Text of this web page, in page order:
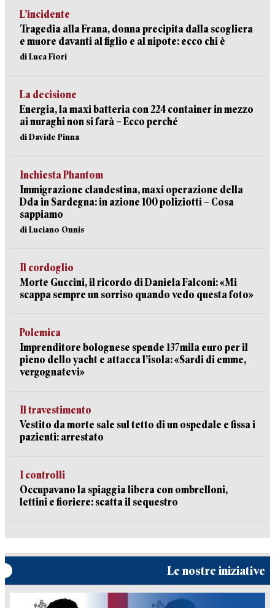
L’incidente
Tragedia alla Frana, donna precipita dalla scogliera
e muore davanti al figlio e al nipote: ecco chi è
di Luca Fiori
La decisione
Energia, la maxi batteria con 224 container in mezzo
ai nuraghi non si farà – Ecco perché
di Davide Pinna
Inchiesta Phantom
Immigrazione clandestina, maxi operazione della
Dda in Sardegna: in azione 100 poliziotti – Cosa
sappiamo
di Luciano Onnis
Il cordoglio
Morte Guccini, il ricordo di Daniela Falconi: «Mi
scappa sempre un sorriso quando vedo questa foto»
Polemica
Imprenditore bolognese spende 137mila euro per il
pieno dello yacht e attacca l’isola: «Sardi di emme,
vergognatevi»
Il travestimento
Vestito da morte sale sul tetto di un ospedale e fissa i
pazienti: arrestato
I controlli
Occupavano la spiaggia libera con ombrelloni,
lettini e fioriere: scatta il sequestro
Le nostre iniziative